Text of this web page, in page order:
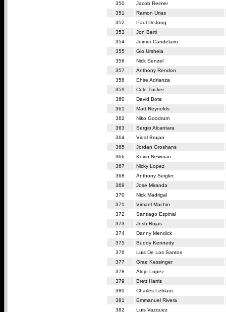
350
Jacob Reimer
351
Ramon Urias
352
Paul DeJong
353
Jon Berti
354
Jeimer Candelario
355
Gio Urshela
356
Nick Senzel
357
Anthony Rendon
358
Ehire Adrianza
359
Cole Tucker
360
David Bote
361
Matt Reynolds
362
Niko Goodrum
363
Sergio Alcantara
364
Vidal Brujan
365
Jordan Groshans
366
Kevin Newman
367
Nicky Lopez
368
Anthony Seigler
369
Jose Miranda
370
Nick Madrigal
371
Vimael Machin
372
Santiago Espinal
373
Josh Rojas
374
Danny Mendick
375
Buddy Kennedy
376
Luis De Los Santos
377
Grae Kessinger
378
Alejo Lopez
379
Brett Harris
380
Charles Leblanc
381
Emmanuel Rivera
382
Luis Vazquez